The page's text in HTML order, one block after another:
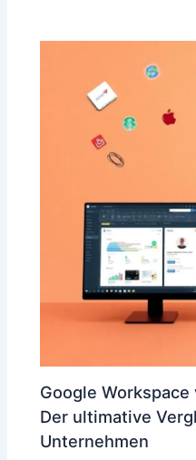
Google
Der ultimative
Unternehmen